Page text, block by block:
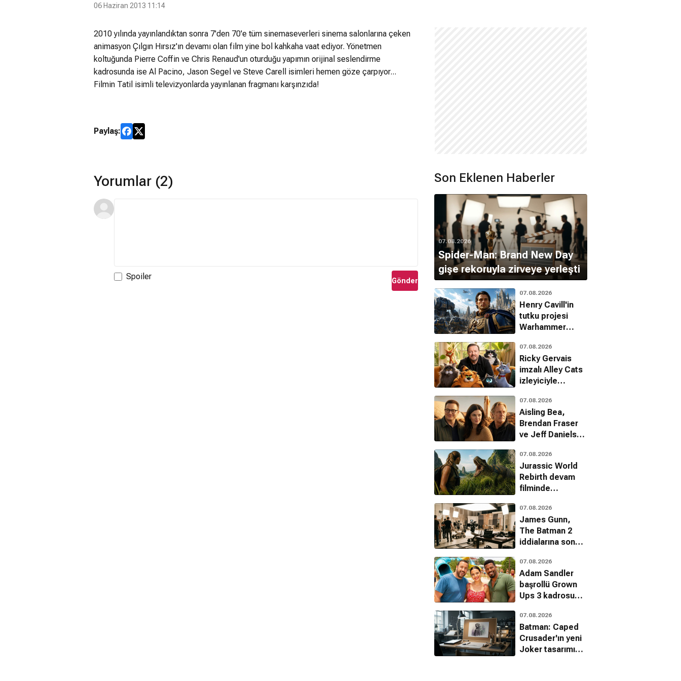
06 Haziran 2013 11:14
2010 yılında yayınlandıktan sonra 7'den 70'e tüm sinemaseverleri sinema salonlarına çeken
animasyon Çılgın Hırsız'ın devamı olan film yine bol kahkaha vaat ediyor. Yönetmen
koltuğunda Pierre Coffin ve Chris Renaud'un oturduğu yapımın orijinal seslendirme
kadrosunda ise Al Pacino, Jason Segel ve Steve Carell isimleri hemen göze çarpıyor...
Filmin Tatil isimli televizyonlarda yayınlanan fragmanı karşınzıda!
Paylaş:
Yorumlar (2)
Spoiler Gönder
Son Eklenen Haberler
07.08.2026
Spider-Man: Brand New Day
gişe rekoruyla zirveye yerleşti
07.08.2026
Henry Cavill'in
tutku projesi
Warhammer
Amazon'da
büyüyor
07.08.2026
Ricky Gervais
imzalı Alley Cats
izleyiciyle
07.08.2026
Aisling Bea,
Brendan Fraser
ve Jeff Daniels
kadrosunda
07.08.2026
Jurassic World
Rebirth devam
filminde
07.08.2026
James Gunn,
The Batman 2
iddialarına son
07.08.2026
Adam Sandler
başrollü Grown
Ups 3 kadrosu
07.08.2026
Batman: Caped
Crusader'ın yeni
Joker tasarımı